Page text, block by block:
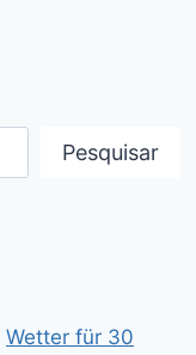
Pesquisar
Wetter für 30